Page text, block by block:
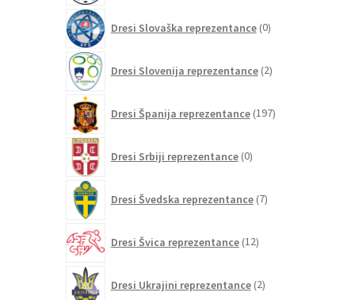
Dresi Slovaška reprezentance 0izdelkov
Dresi Slovenija reprezentance 2izdelka
Dresi Španija reprezentance 197izdelkov
Dresi Srbiji reprezentance 0izdelkov
Dresi Švedska reprezentance 7izdelkov
Dresi Švica reprezentance 12izdelkov
Dresi Ukrajini reprezentance 2izdelka